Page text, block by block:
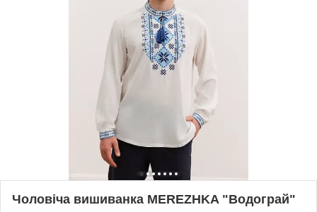
Чоловіча вишиванка MEREZHKA "Водограй"